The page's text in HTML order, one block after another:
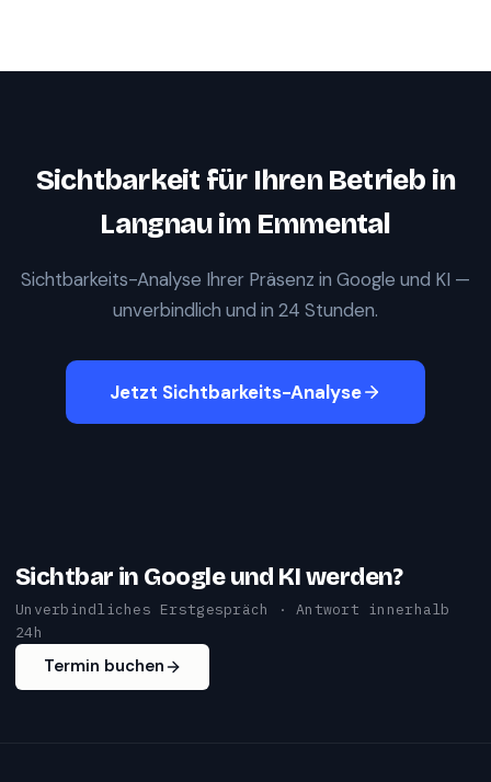
Sichtbarkeit für Ihren Betrieb in
Langnau im Emmental
Sichtbarkeits-Analyse Ihrer Präsenz in Google und KI —
unverbindlich und in 24 Stunden.
Jetzt Sichtbarkeits-Analyse
Sichtbar in Google und KI werden?
Unverbindliches Erstgespräch · Antwort innerhalb
24h
Termin buchen